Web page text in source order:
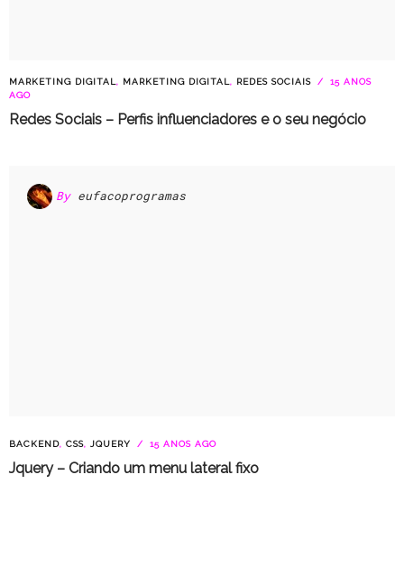
MARKETING DIGITAL , MARKETING DIGITAL , REDES SOCIAIS
15 ANOS
AGO
Redes Sociais – Perfis influenciadores e o seu negócio
By eufacoprogramas
BACKEND, CSS, JQUERY 15 ANOS AGO
Jquery – Criando um menu lateral fixo